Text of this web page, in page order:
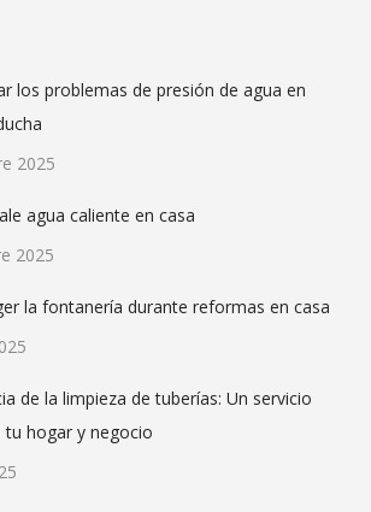
los problemas de presión de agua en
2025
agua caliente en casa
2025
la fontanería durante reformas en casa
de la limpieza de tuberías: Un servicio
tu hogar y negocio